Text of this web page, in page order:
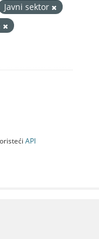
Javni sektor
API